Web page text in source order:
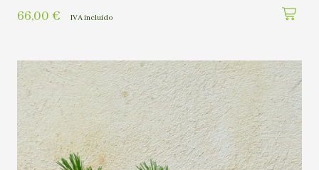
66,00 € IVA incluído